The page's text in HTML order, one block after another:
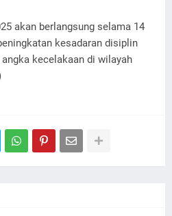
akan berlangsung selama 14
kesadaran disiplin
kecelakaan di wilayah